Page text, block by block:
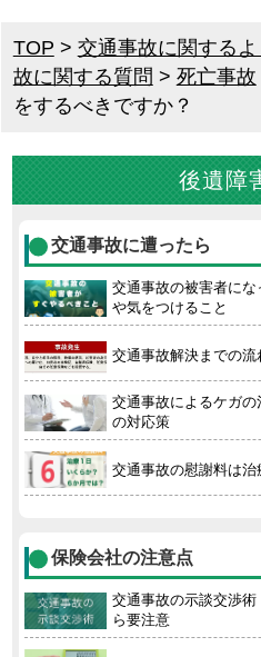
TOP > 交通事故に関する
故に関する質問 > 死亡事故
をするべきですか？
後遺障
交通事故に遭ったら
交通事故の被害者に
や気をつけること
交通事故解決までの流
交通事故によるケガ
の対応策
交通事故の慰謝料は
保険会社の注意点
交通事故の示談交渉
ら要注意